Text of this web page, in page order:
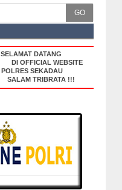
GO
SELAMAT DATANG
DI OFFICIAL WEBSITE
POLRES SEKADAU
SALAM TRIBRATA !!!